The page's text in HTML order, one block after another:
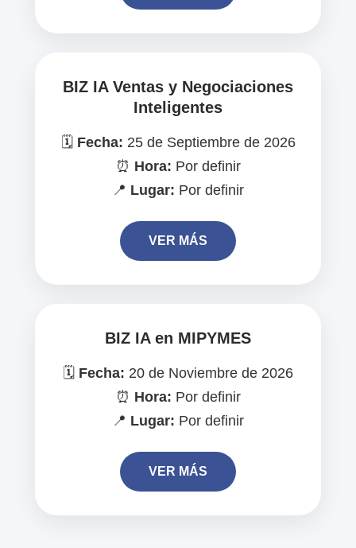
BIZ IA Ventas y Negociaciones
Inteligentes
🗓️ Fecha: 25 de Septiembre de 2026
⏰ Hora: Por definir
📍 Lugar: Por definir
VER MÁS
BIZ IA en MIPYMES
🗓️ Fecha: 20 de Noviembre de 2026
⏰ Hora: Por definir
📍 Lugar: Por definir
VER MÁS